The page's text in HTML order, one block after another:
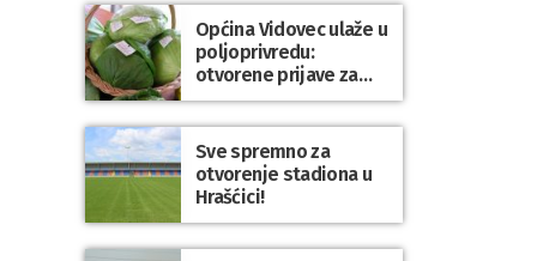
Općina Vidovec ulaže u
poljoprivredu:
otvorene prijave za
općinske potpore
Sve spremno za
otvorenje stadiona u
Hrašćici!